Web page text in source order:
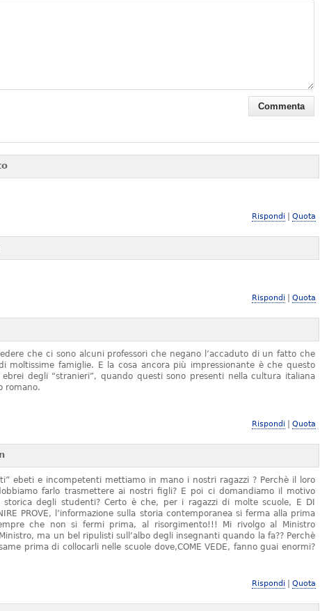
Rispondi Quota
Rispondi Quota
che ci sono alcuni professori che negano l’accaduto di un fatto che
moltissime famiglie. E la cosa ancora più impressionante è che questo
degli “stranieri”, quando questi sono presenti nella cultura italiana
romano.
Rispondi Quota
ebeti e incompetenti mettiamo in mano i nostri ragazzi ? Perchè il loro
farlo trasmettere ai nostri figli? E poi ci domandiamo il motivo
storica degli studenti? Certo è che, per i ragazzi di molte scuole, E DI
PROVE, l’informazione sulla storia contemporanea si ferma alla prima
che non si fermi prima, al risorgimento!!! Mi rivolgo al Ministro
ma un bel ripulisti sull’albo degli insegnanti quando la fa?? Perchè
prima di collocarli nelle scuole dove,COME VEDE, fanno guai enormi?
Rispondi Quota